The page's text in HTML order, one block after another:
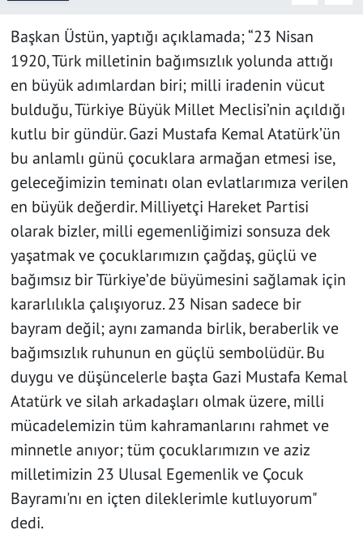
Başkan Üstün, yaptığı açıklamada; “23 Nisan
1920, Türk milletinin bağımsızlık yolunda attığı
en büyük adımlardan biri; milli iradenin vücut
bulduğu, Türkiye Büyük Millet Meclisi’nin açıldığı
kutlu bir gündür. Gazi Mustafa Kemal Atatürk’ün
bu anlamlı günü çocuklara armağan etmesi ise,
geleceğimizin teminatı olan evlatlarımıza verilen
en büyük değerdir. Milliyetçi Hareket Partisi
olarak bizler, milli egemenliğimizi sonsuza dek
yaşatmak ve çocuklarımızın çağdaş, güçlü ve
bağımsız bir Türkiye’de büyümesini sağlamak için
kararlılıkla çalışıyoruz. 23 Nisan sadece bir
bayram değil; aynı zamanda birlik, beraberlik ve
bağımsızlık ruhunun en güçlü sembolüdür. Bu
duygu ve düşüncelerle başta Gazi Mustafa Kemal
Atatürk ve silah arkadaşları olmak üzere, milli
mücadelemizin tüm kahramanlarını rahmet ve
minnetle anıyor; tüm çocuklarımızın ve aziz
milletimizin 23 Ulusal Egemenlik ve Çocuk
Bayramı'nı en içten dileklerimle kutluyorum"
dedi.